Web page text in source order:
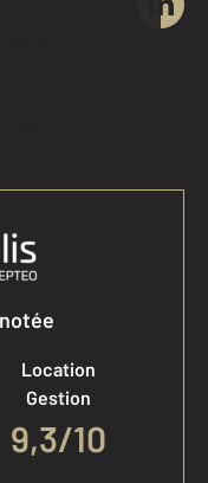
Location
Gestion
9,3/10